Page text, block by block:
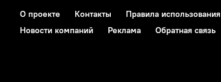
О проекте Контакты Правила использования
Новости компаний
Реклама Обратная связь